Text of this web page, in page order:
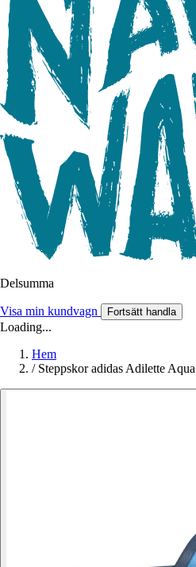
Delsumma
Visa min kundvagn Fortsätt handla
Loading...
Hem
/ Steppskor adidas Adilette Aqua